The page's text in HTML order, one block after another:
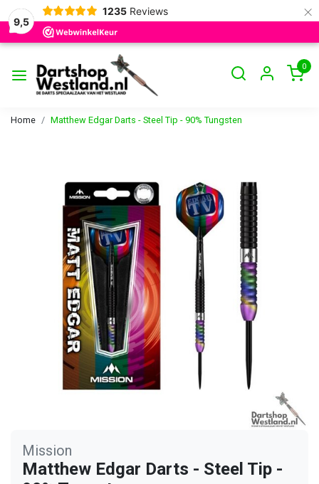
9,5
1235 Reviews ×
0
Home Matthew Edgar Darts - Steel Tip - 90% Tungsten
Mission
Matthew Edgar Darts - Steel Tip -